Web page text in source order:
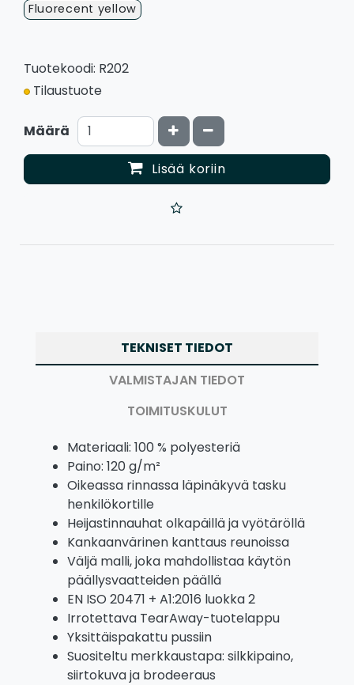
Fluorecent yellow
Tuotekoodi: R202
Tilaustuote
Määrä Kasvata määrää
Vähennä määrää
Lisää koriin
TEKNISET TIEDOT
VALMISTAJAN TIEDOT
TOIMITUSKULUT
Materiaali: 100 % polyesteriä
Paino: 120 g/m²
Oikeassa rinnassa läpinäkyvä tasku
henkilökortille
Heijastinnauhat olkapäillä ja vyötäröllä
Kankaanvärinen kanttaus reunoissa
Väljä malli, joka mahdollistaa käytön
päällysvaatteiden päällä
EN ISO 20471 + A1:2016 luokka 2
Irrotettava TearAway-tuotelappu
Yksittäispakattu pussiin
Suositeltu merkkaustapa: silkkipaino,
siirtokuva ja brodeeraus